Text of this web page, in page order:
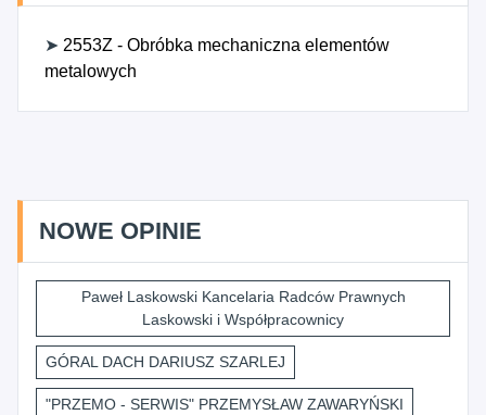
➤ 2553Z - Obróbka mechaniczna elementów
metalowych
NOWE OPINIE
Paweł Laskowski Kancelaria Radców Prawnych
Laskowski i Współpracownicy
GÓRAL DACH DARIUSZ SZARLEJ
"PRZEMO - SERWIS" PRZEMYSŁAW ZAWARYŃSKI